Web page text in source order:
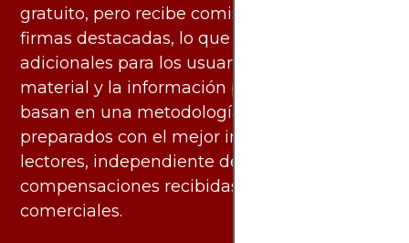
gratuito, pero recibe comisiones de algunas
firmas destacadas, lo que no genera costos
adicionales para los usuarios. Todo el
material y la información publicados se
basan en una metodología imparcial y están
preparados con el mejor interés de los
lectores, independiente de las
compensaciones recibidas de socios
comerciales.